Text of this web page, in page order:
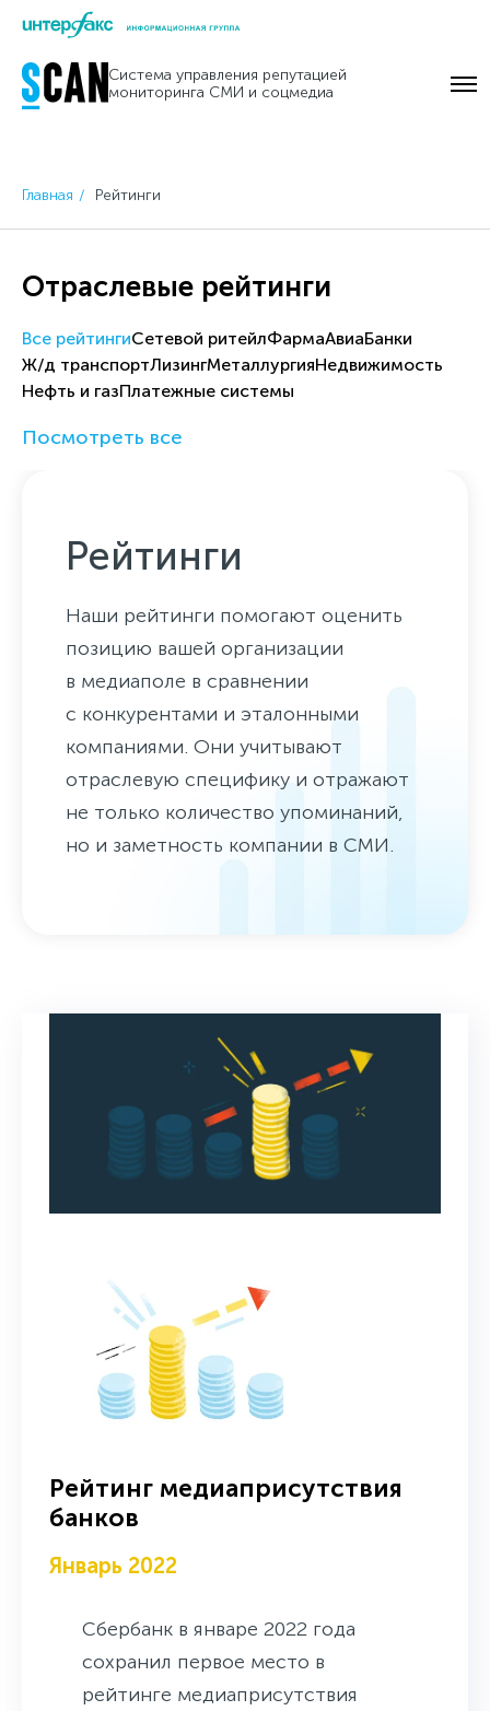
Skip
content
Система управления репутацией
мониторинга СМИ и соцмедиа
Главная Рейтинги
Отраслевые рейтинги
Все рейтингиCетевой ритейлФармаАвиаБанки
Ж/д транспортЛизингМеталлургияНедвижимость
Нефть и газПлатежные системы
Посмотреть все
Рейтинги
Наши рейтинги помогают оценить
позицию вашей организации
в медиаполе в сравнении
с конкурентами и эталонными
компаниями. Они учитывают
отраслевую специфику и отражают
не только количество упоминаний,
но и заметность компании в СМИ.
Рейтинг медиаприсутствия
банков
Январь 2022
Сбербанк в январе 2022 года
сохранил первое место в
рейтинге медиаприсутствия